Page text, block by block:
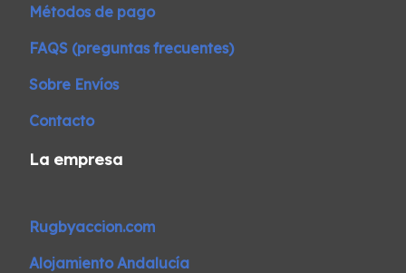
Métodos de pago
FAQS (preguntas frecuentes)
Sobre Envíos
Contacto
La empresa
Rugbyaccion.com
Alojamiento Andalucía